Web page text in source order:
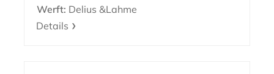
Werft: Delius &Lahme
Details